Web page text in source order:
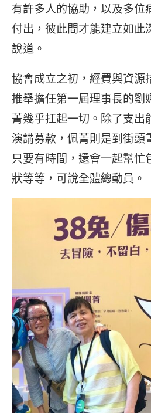
有許多人的協助，以及多位
付出，彼此間才能建立如此
說道。
協會成立之初，經費與資源
推舉擔任第一屆理事長的劉
菁幾乎扛起一切。除了支出
演講募款，佩菁則是到街頭
只要有時間，還會一起幫忙
狀等等，可說全體總動員。